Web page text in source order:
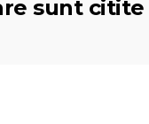
sunt citite